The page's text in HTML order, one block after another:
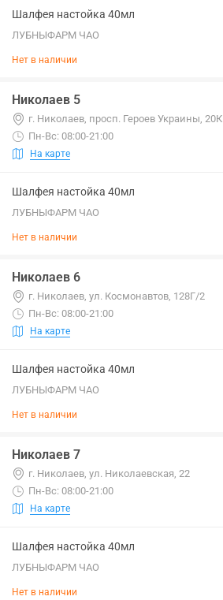
Шалфея настойка 40мл
ЛУБНЫФАРМ ЧАО
Нет в наличии
Николаев 5
г. Николаев, просп. Героев Украины, 20К
Пн-Вс: 08:00-21:00
На карте
Шалфея настойка 40мл
ЛУБНЫФАРМ ЧАО
Нет в наличии
Николаев 6
г. Николаев, ул. Космонавтов, 128Г/2
Пн-Вс: 08:00-21:00
На карте
Шалфея настойка 40мл
ЛУБНЫФАРМ ЧАО
Нет в наличии
Николаев 7
г. Николаев, ул. Николаевская, 22
Пн-Вс: 08:00-21:00
На карте
Шалфея настойка 40мл
ЛУБНЫФАРМ ЧАО
Нет в наличии